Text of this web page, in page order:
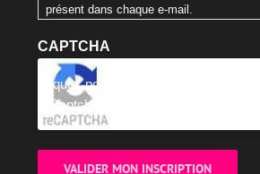
présent dans chaque e-mail.
CAPTCHA
Cliquez pour accepter la validation
reCaptcha.